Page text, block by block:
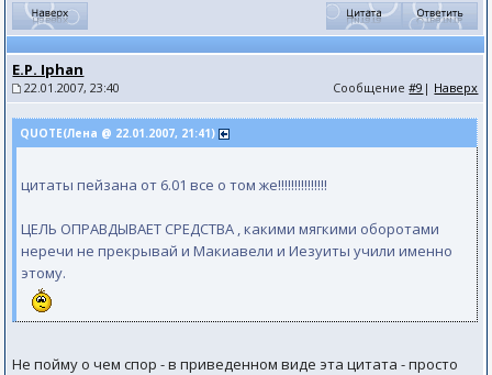
E.P. Iphan
22.01.2007, 23:40 Сообщение#9 | Наверх
QUOTE(Лена @ 22.01.2007, 21:41)
цитаты пейзана от 6.01 все о том же!!!!!!!!!!!!!!!
ЦЕЛЬ ОПРАВДЫВАЕТ СРЕДСТВА , какими мягкими оборотами
неречи не прекрывай и Макиавели и Иезуиты учили именно
этому.
Не пойму о чем спор - в приведенном виде эта цитата - просто